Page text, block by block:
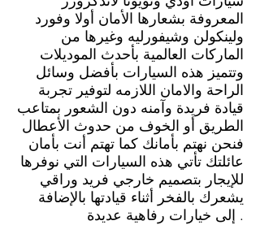
المعروفة بشعارها الأمان أولا وفورد
ولينكولن وشيفورليه وغيرها من
الماركات العالمية بأحدث الموديلات
وتتميز هذه السيارات بأفضل وسائل
الراحة والامان اللازمه لتوفير تجربة
قيادة فريدة وآمنه دون الشعور بمتاعب
الطريق أو الخوف من حدوث الأعطال
فنحن نهتم بأمانك كما تهتم أنت بأمان
عائلتك تأتي هذه السيارات التي نوفرها
للإيجار بتصميم خارجي فريد وراقي
يشعرك بالفخر أثناء قيادتها بالإضافة
إلى خيارات رفاهية عديدة .